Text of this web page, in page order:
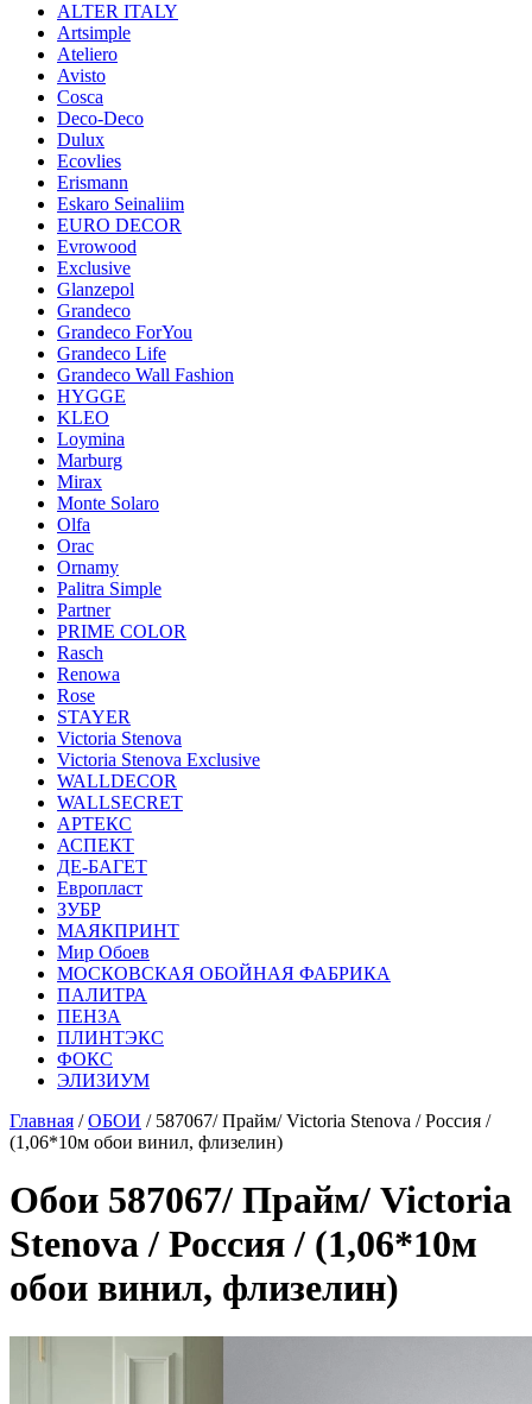
ALTER ITALY
Artsimple
Ateliero
Avisto
Cosca
Deco-Deco
Dulux
Ecovlies
Erismann
Eskaro Seinaliim
EURO DECOR
Evrowood
Exclusive
Glanzepol
Grandeco
Grandeco ForYou
Grandeco Life
Grandeco Wall Fashion
HYGGE
KLEO
Loymina
Marburg
Mirax
Monte Solaro
Olfa
Orac
Ornamy
Palitra Simple
Partner
PRIME COLOR
Rasch
Renowa
Rose
STAYER
Victoria Stenova
Victoria Stenova Exclusive
WALLDECOR
WALLSECRET
АРТЕКС
АСПЕКТ
ДЕ-БАГЕТ
Европласт
ЗУБР
МАЯКПРИНТ
Мир Обоев
МОСКОВСКАЯ ОБОЙНАЯ ФАБРИКА
ПАЛИТРА
ПЕНЗА
ПЛИНТЭКС
ФОКС
ЭЛИЗИУМ
Главная /ОБОИ / 587067/ Прайм/ Victoria Stenova / Россия /
(1,06*10м обои винил, флизелин)
Обои 587067/ Прайм/ Victoria
Stenova / Россия / (1,06*10м
обои винил, флизелин)